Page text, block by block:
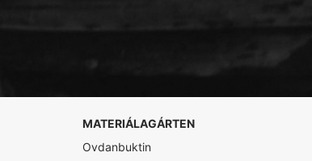
MATERIÁLAGÁRTEN
Ovdanbuktin